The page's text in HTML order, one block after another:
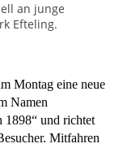
an junge
Efteling.
Montag eine neue
Namen
1898“ und richtet
Mitfahren